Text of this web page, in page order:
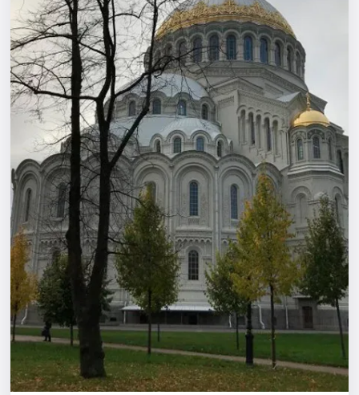
Экскурсии
Спорт
События
Города
Площадки
Артисты
Рейтинги